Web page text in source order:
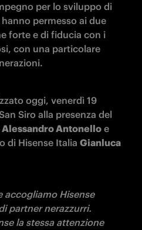
per lo sviluppo di
permesso ai due
forte e di fiducia con i
con una particolare
oggi, venerdì 19
Siro alla presenza del
Alessandro Antonello e
di Hisense Italia Gianluca
Hisense
partner nerazzurri.
la stessa attenzione